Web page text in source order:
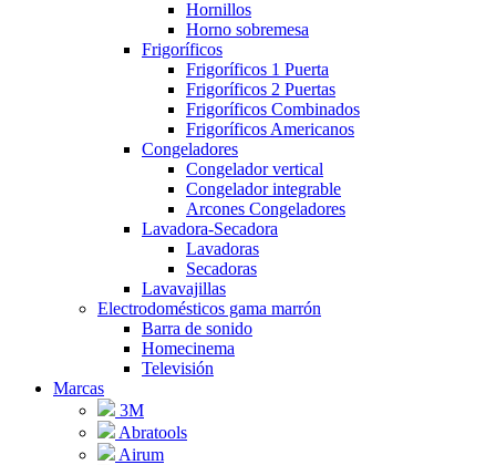
Hornillos
Horno sobremesa
Frigoríficos
Frigoríficos 1 Puerta
Frigoríficos 2 Puertas
Frigoríficos Combinados
Frigoríficos Americanos
Congeladores
Congelador vertical
Congelador integrable
Arcones Congeladores
Lavadora-Secadora
Lavadoras
Secadoras
Lavavajillas
Electrodomésticos gama marrón
Barra de sonido
Homecinema
Televisión
Marcas
3M
Abratools
Airum